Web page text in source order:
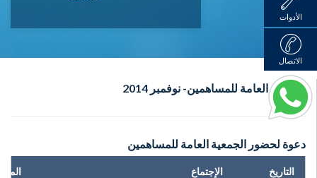
الجمعية العامة للمساهمين- نوفمبر 2014
دعوة لحضور الجمعية العامة للمساهمين
التاريخ الإجتماع
الأدوات
الاتصال